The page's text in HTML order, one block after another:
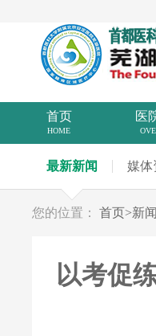
首页
HOME
医
最新新闻 媒体
您的位置： 首页>新
以考促